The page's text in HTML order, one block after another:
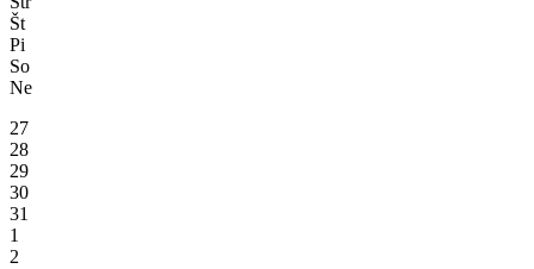
Št
Pi
So
Ne
27
28
29
30
31
1
2